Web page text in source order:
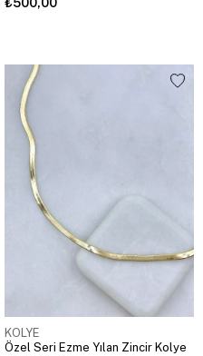
KOLYE
Özel Seri Ezme Yılan Zincir Kolye